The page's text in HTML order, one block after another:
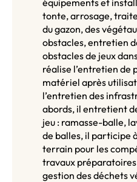
équipements et
tonte, arrosage,
du gazon, des
obstacles, entretien
obstacles de jeux
réalise l’entretien de
matériel après
l’entretien des
abords, il entretient
jeu : ramasse-balle,
de balles, il participe
terrain pour les
travaux
gestion des déchets